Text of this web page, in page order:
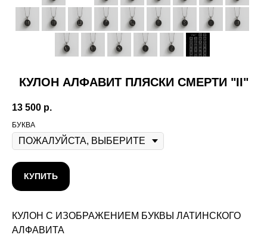
КУЛОН АЛФАВИТ ПЛЯСКИ СМЕРТИ "II"
13 500 р.
БУКВА
КУПИТЬ
КУЛОН С ИЗОБРАЖЕНИЕМ БУКВЫ ЛАТИНСКОГО
АЛФАВИТА